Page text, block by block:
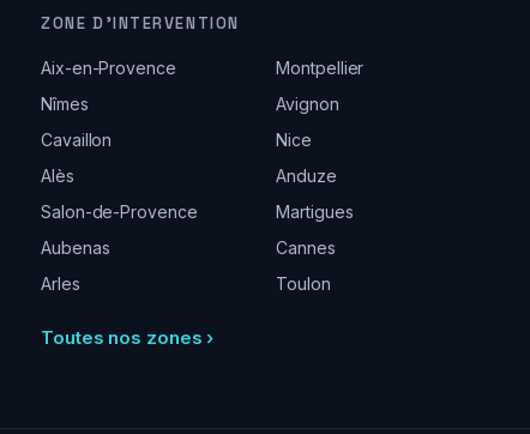
ZONE D’INTERVENTION
Aix-en-Provence
Montpellier
Nîmes
Avignon
Cavaillon
Nice
Alès
Anduze
Salon-de-Provence
Martigues
Aubenas
Cannes
Arles
Toulon
Toutes nos zones ›